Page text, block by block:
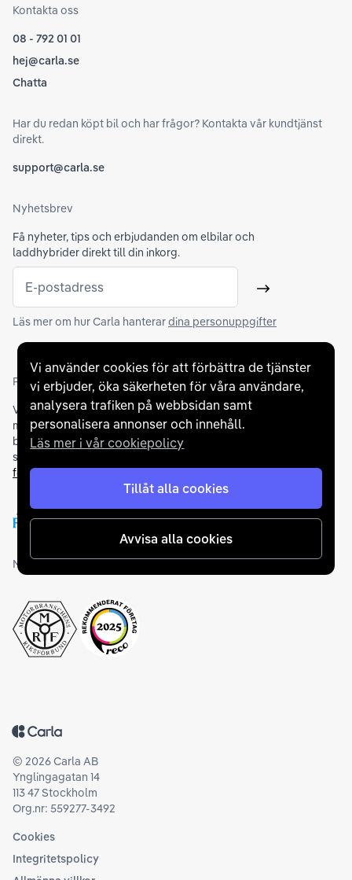
Vi använder cookies för att förbättra de tjänster
vi erbjuder, öka säkerheten för våra användare,
analysera trafiken på webbsidan samt
personalisera annonser och innehåll.
Läs mer i vår cookiepolicy
Tillåt alla cookies
Avvisa alla cookies
Kontakta oss
08 - 792 01 01
hej@carla.se
Chatta
Har du redan köpt bil och har frågor? Kontakta vår kundtjänst
direkt.
support@carla.se
Nyhetsbrev
Få nyheter, tips och erbjudanden om elbilar och
laddhybrider direkt till din inkorg.
E-postadress Skicka
Läs mer om hur Carla hanterardina personuppgifter
Partners och betallösningar
Vi samarbetar med flertalet banker för att erbjuda dig bästa
möjliga finansieringslösning och stödjer en rad olika
betalningsmetoder. För att du ska känna dig trygg vid ditt köp
samarbetar vi med Folksam och AutoConcept gällande
försäkringar och garantier
Medlemskap och utmärkelser
Tillbaka till startsidan
© 2026Carla AB
Ynglingagatan 14
113 47 Stockholm
Org.nr: 559277-3492
Cookies
Integritetspolicy